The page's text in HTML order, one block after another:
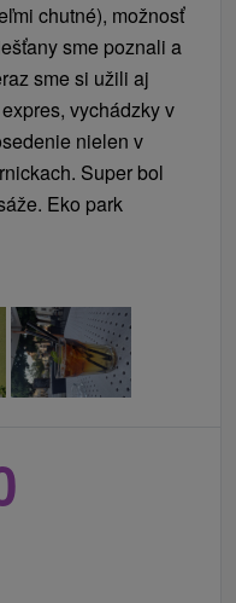
chutné), možnosť
sme poznali a
sme si užili aj
vychádzky v
nielen v
Super bol
Eko park